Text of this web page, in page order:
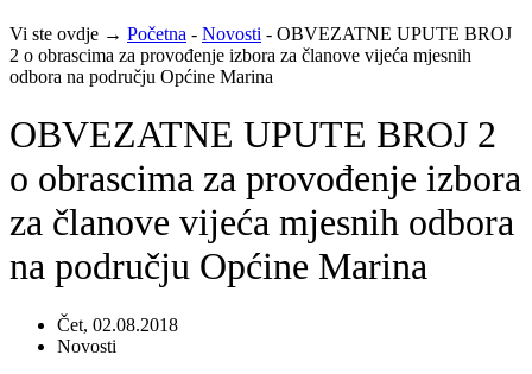
Vi ste ovdje → Početna - Novosti - OBVEZATNE UPUTE BROJ
2 o obrascima za provođenje izbora za članove vijeća mjesnih
odbora na području Općine Marina
OBVEZATNE UPUTE BROJ 2
o obrascima za provođenje izbora
za članove vijeća mjesnih odbora
na području Općine Marina
Čet, 02.08.2018
Novosti